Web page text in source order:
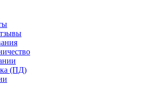
(ПД)